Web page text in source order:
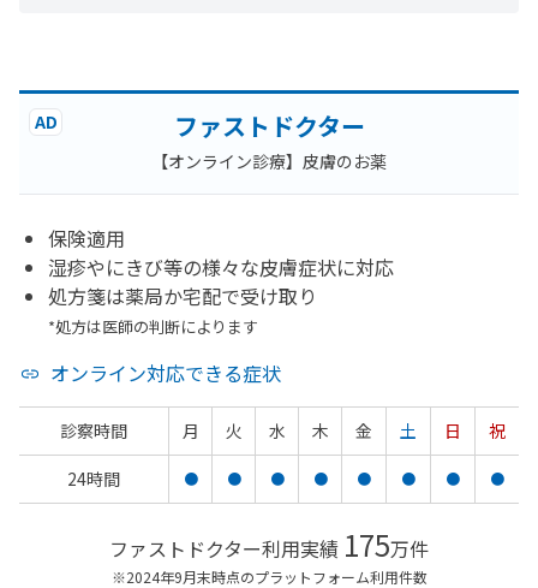
AD ファストドクター
【オンライン診療】皮膚のお薬
保険適用
湿疹やにきび等の様々な皮膚症状に対応
処方箋は薬局か宅配で受け取り
*処方は医師の判断によります
オンライン対応できる症状
診察時間 月 火 水 木 金 土 日
祝
24時間
● ● ● ● ● ● ● ●
ファストドクター利用実績 175万件
※2024年9月末時点のプラットフォーム利用件数